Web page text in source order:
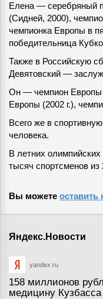
Елена — серебряный
(Сидней, 2000),
чемпионка Европы в
победительница
Также в Российскую
Девятовский —
Он — чемпион Европы
Европы (2002 г.),
Всего же в
человека.
В летних
тысяч спортсменов из
Вы можете оставить
Яндекс.Новости
yandex.ru
158 миллионов
медицину Кузбасса